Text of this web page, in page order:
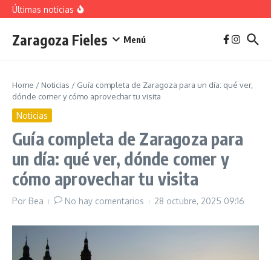
Saltar al contenido
Últimas noticias
Descubre el Parque del Agua Luis Buñuel: tu oasis
Plan de Acción del Ruido de Zaragoza 2025-
2029: Implicaciones y Objetivos
Zaragoza Fieles Menú
Home / Noticias / Guía completa de Zaragoza para un día: qué ver,
dónde comer y cómo aprovechar tu visita
Noticias
Guía completa de Zaragoza para
un día: qué ver, dónde comer y
cómo aprovechar tu visita
Por Bea No hay comentarios 28 octubre, 2025 09:16